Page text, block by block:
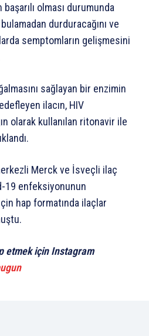
olması durumunda
durduracağını ve
semptomların gelişmesini
sağlayan bir enzimin
ilacın, HIV
olarak kullanılan ritonavir ile
Merck ve İsveçli ilaç
19 enfeksiyonunun
hap formatında ilaçlar
etmek için Instagram